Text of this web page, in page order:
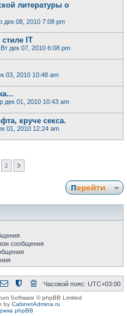
литературы о
дек 08, 2010 7:08 pm
IT
Вт дек 07, 2010 6:08 pm
03, 2010 10:48 am
дек 01, 2010 10:43 am
круче секса.
01, 2010 12:24 am
2
Перейти
сообщения
Часовой пояс: UTC+03:00
Software © phpBB Limited
by CabinetAdmina.ru
phpBB